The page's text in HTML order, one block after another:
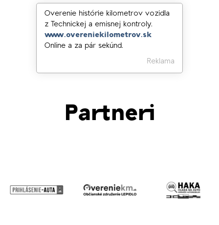
Overenie histórie kilometrov vozidla
z Technickej a emisnej kontroly.
www.overeniekilometrov.sk
Online a za pár sekúnd.
Reklama
Partneri